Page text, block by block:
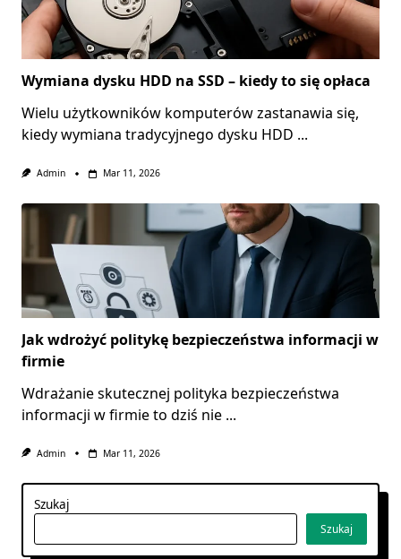
Wymiana dysku HDD na SSD – kiedy to się opłaca
Wielu użytkowników komputerów zastanawia się,
kiedy wymiana tradycyjnego dysku HDD ...
Admin Mar 11, 2026
Jak wdrożyć politykę bezpieczeństwa informacji w
firmie
Wdrażanie skutecznej polityka bezpieczeństwa
informacji w firmie to dziś nie ...
Admin Mar 11, 2026
Szukaj
Szukaj